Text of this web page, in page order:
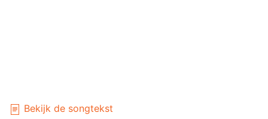
Bekijk de songtekst